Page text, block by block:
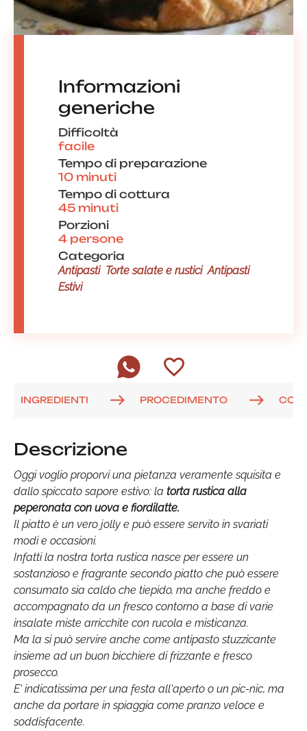
Informazioni
generiche
Difficoltà
facile
Tempo di preparazione
10 minuti
Tempo di cottura
45 minuti
Porzioni
4 persone
Categoria
Antipasti Torte salate e rustici Antipasti
Estivi
INGREDIENTI PROCEDIMENTO
Descrizione
Oggi voglio proporvi una pietanza veramente squisita e
dallo spiccato sapore estivo: la torta rustica alla
peperonata con uova e fiordilatte.
Il piatto è un vero jolly e può essere servito in svariati
modi e occasioni.
Infatti la nostra torta rustica nasce per essere un
sostanzioso e fragrante secondo piatto che può essere
consumato sia caldo che tiepido, ma anche freddo e
accompagnato da un fresco contorno a base di varie
insalate miste arricchite con rucola e misticanza.
Ma la si può servire anche come antipasto stuzzicante
insieme ad un buon bicchiere di frizzante e fresco
prosecco.
E' indicatissima per una festa all'aperto o un pic-nic, ma
anche da portare in spiaggia come pranzo veloce e
soddisfacente.